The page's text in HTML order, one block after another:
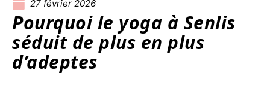
27 février 2026
Pourquoi le yoga à Senlis
séduit de plus en plus
d’adeptes